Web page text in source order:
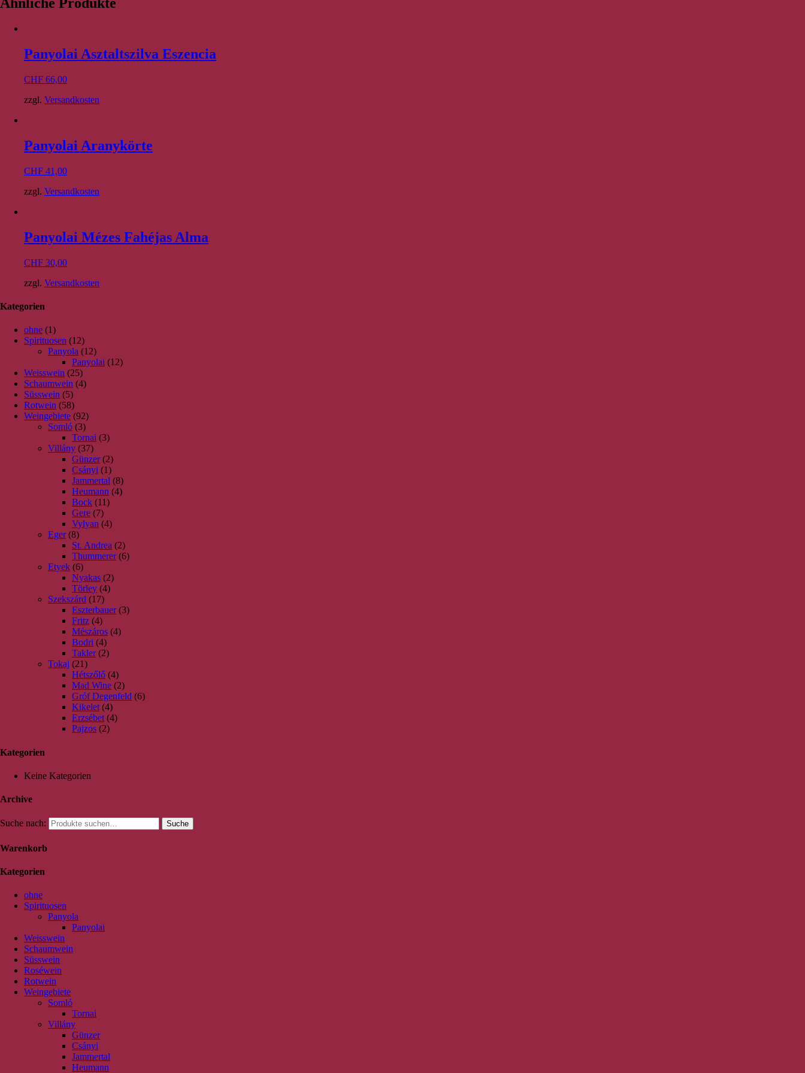
Ähnliche Produkte
Panyolai Asztaltszilva Eszencia
CHF 66,00
zzgl. Versandkosten
Panyolai Aranykörte
CHF 41,00
zzgl. Versandkosten
Panyolai Mézes Fahéjas Alma
CHF 30,00
zzgl. Versandkosten
Kategorien
ohne (1)
Spirituosen (12)
Panyola (12)
Panyolai (12)
Weisswein (25)
Schaumwein (4)
Süsswein (5)
Rotwein (58)
Weingebiete (92)
Somló (3)
Tornai (3)
Villány (37)
Günzer (2)
Csányi (1)
Jammertal (8)
Heumann (4)
Bock (11)
Gere (7)
Vylyan (4)
Eger (8)
St. Andrea (2)
Thummerer (6)
Etyek (6)
Nyakas (2)
Törley (4)
Szekszárd (17)
Eszterbauer (3)
Fritz (4)
Mészáros (4)
Bodri (4)
Takler (2)
Tokaj (21)
Hétszőlő (4)
Mad Wine (2)
Gróf Degenfeld (6)
Kikelet (4)
Erzsébet (4)
Pajzos (2)
Kategorien
Keine Kategorien
Archive
Suche nach: Suche
Warenkorb
Kategorien
ohne
Spirituosen
Panyola
Panyolai
Weisswein
Schaumwein
Süsswein
Roséwein
Rotwein
Weingebiete
Somló
Tornai
Villány
Günzer
Csányi
Jammertal
Heumann